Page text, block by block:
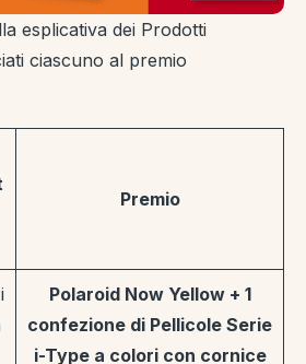
esplicativa dei Prodotti
ciascuno al premio
Premio
Polaroid Now Yellow + 1
confezione di Pellicole Serie
i-Type a colori con cornice